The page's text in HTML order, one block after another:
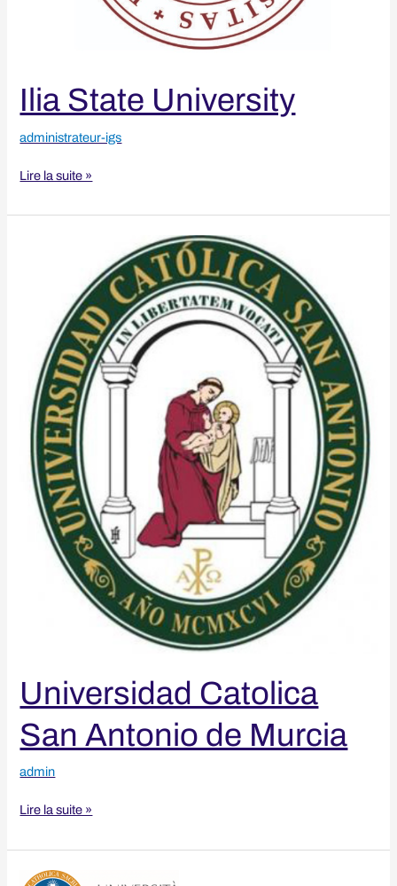
Ilia State University
administrateur-igs
Lire la suite »
Universidad Catolica
San Antonio de Murcia
admin
Murcia
Lire la suite »
Università